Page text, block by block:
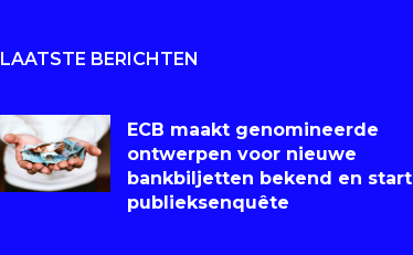
LAATSTE BERICHTEN
ECB maakt genomineerde
ontwerpen voor nieuwe
bankbiljetten bekend en start
publieksenquête